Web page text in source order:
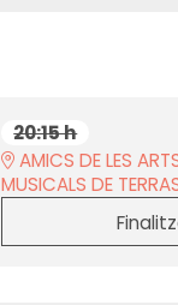
20:15 h
AMICS DE LES
MUSICALS DE